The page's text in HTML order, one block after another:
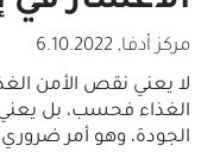
مركز أدفا,
6.10.2022
لا يعني نقص الأمن
الغذاء فحسب، بل
الجودة، وهو أمر